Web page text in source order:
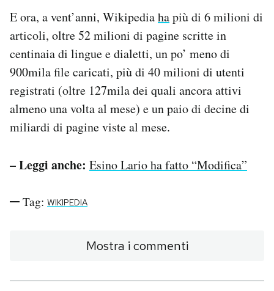
E ora, a vent’anni, Wikipediahapiù di 6 milioni di
articoli, oltre 52 milioni di pagine scritte in
centinaia di lingue e dialetti, un po’ meno di
900mila file caricati, più di 40 milioni di utenti
registrati (oltre 127mila dei quali ancora attivi
almeno una volta al mese) e un paio di decine di
miliardi di pagine viste al mese.
– Leggi anche: Esino Lario ha fatto “Modifica”
Tag: WIKIPEDIA
Mostra i commenti